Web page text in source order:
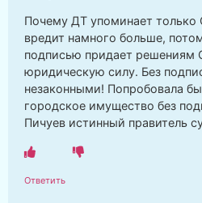
Почему ДТ упоминает только
вредит намного больше,
подписью придает решениям
юридическую силу. Без
незаконными! Попробовала
городское имущество без
Пичуев истинный правитель
Ответить